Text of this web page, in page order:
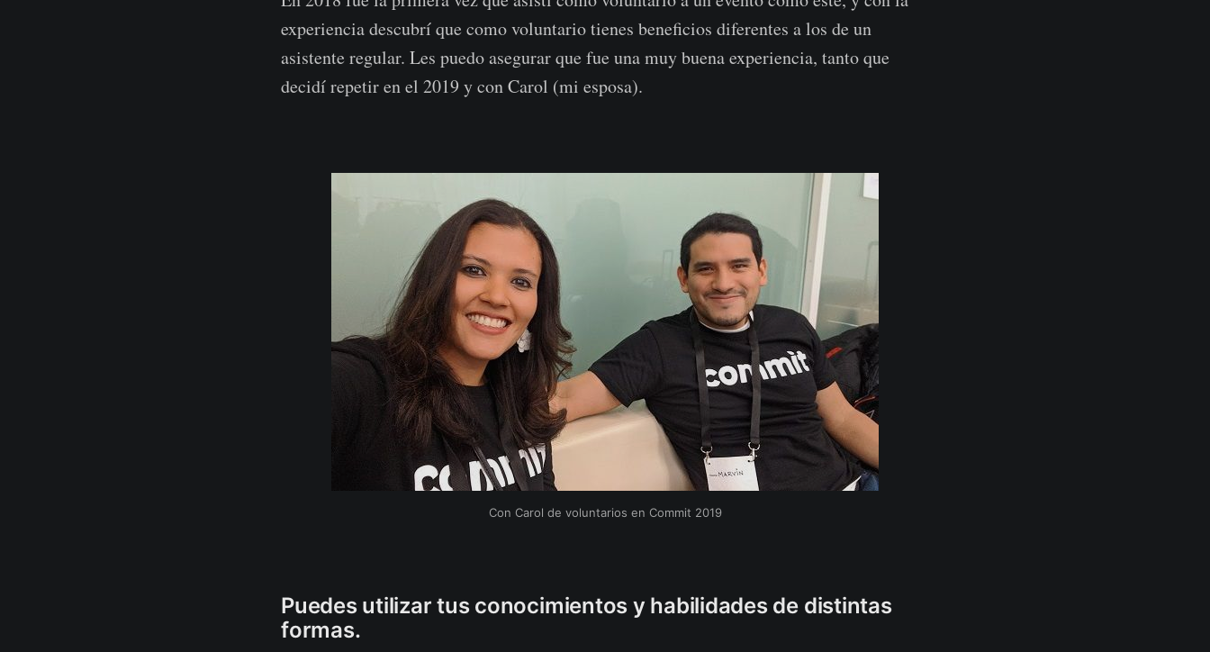
experiencia descubrí que como voluntario tienes beneficios diferentes a los de un
asistente regular. Les puedo asegurar que fue una muy buena experiencia, tanto que
decidí repetir en el 2019 y con Carol (mi esposa).
Con Carol de voluntarios en Commit 2019
Puedes utilizar tus conocimientos y habilidades de distintas
formas.